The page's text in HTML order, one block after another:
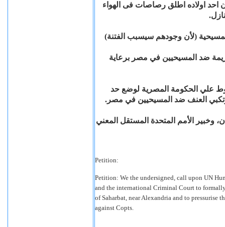
احد اولاده اطلق رصاصات فى الهواء
(لأن وجودهم سيسبب الفتنة)
ضد المسيحيين في مصر برعاية
علي الحكومة المصرية لوضع حد
العنف ضد المسيحيين في مصر.
وخبير الأمم المتحدة المستقل المعني
Petition:
Petition: We the undersigned, call upon UN
and the international Criminal Court to
of Saharbat, near Alexandria and to pressurise
against Copts.